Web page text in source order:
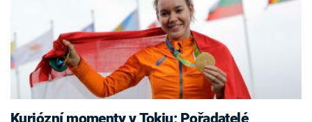
Kuriózní momenty v Tokiu: Pořadatelé